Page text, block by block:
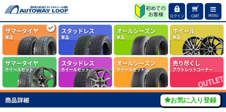
ログイン CART MENU
サマータイヤ
単品
スタッドレス
単品
オールシーズン
単品
ホイール
単品
サマータイヤ
ホイールセット
スタッドレス
ホイールセット
オールシーズン
ホイールセット
売り尽くし
アウトレットコーナー
商品詳細 お気に入り登録